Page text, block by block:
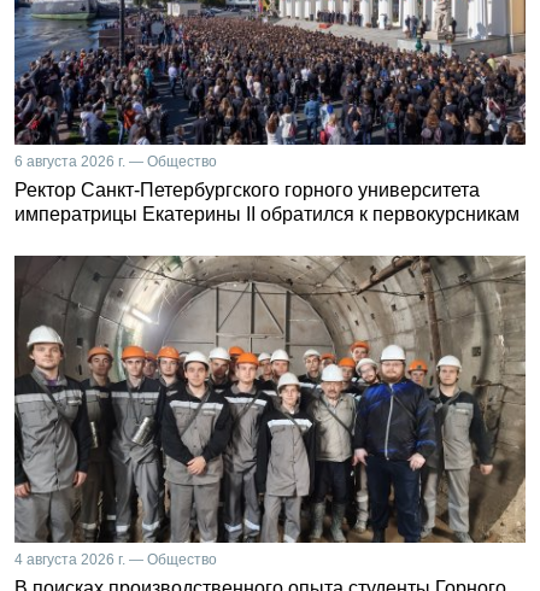
6 августа 2026 г. — Общество
Ректор Санкт-Петербургского горного университета
императрицы Екатерины II обратился к первокурсникам
4 августа 2026 г. — Общество